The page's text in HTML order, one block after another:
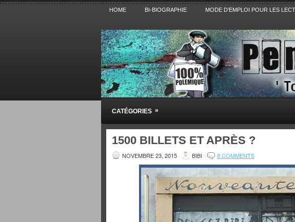
HOME BI-BIOGRAPHIE MODE D’EMPLOI POUR LES
Pensez BiBi
Blog polémique sur l'Actualité, la Culture, la Politique, le
CATÉGORIES »
1500 BILLETS ET APRÈS ?
NOVEMBRE 23, 2015 BIBI 8 COMMENTS